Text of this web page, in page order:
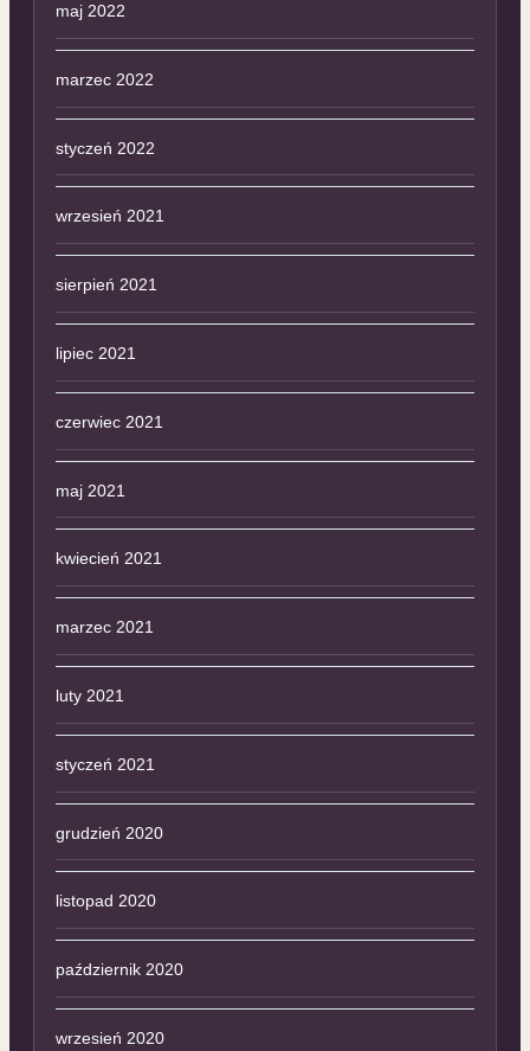
maj 2022
marzec 2022
styczeń 2022
wrzesień 2021
sierpień 2021
lipiec 2021
czerwiec 2021
maj 2021
kwiecień 2021
marzec 2021
luty 2021
styczeń 2021
grudzień 2020
listopad 2020
październik 2020
wrzesień 2020